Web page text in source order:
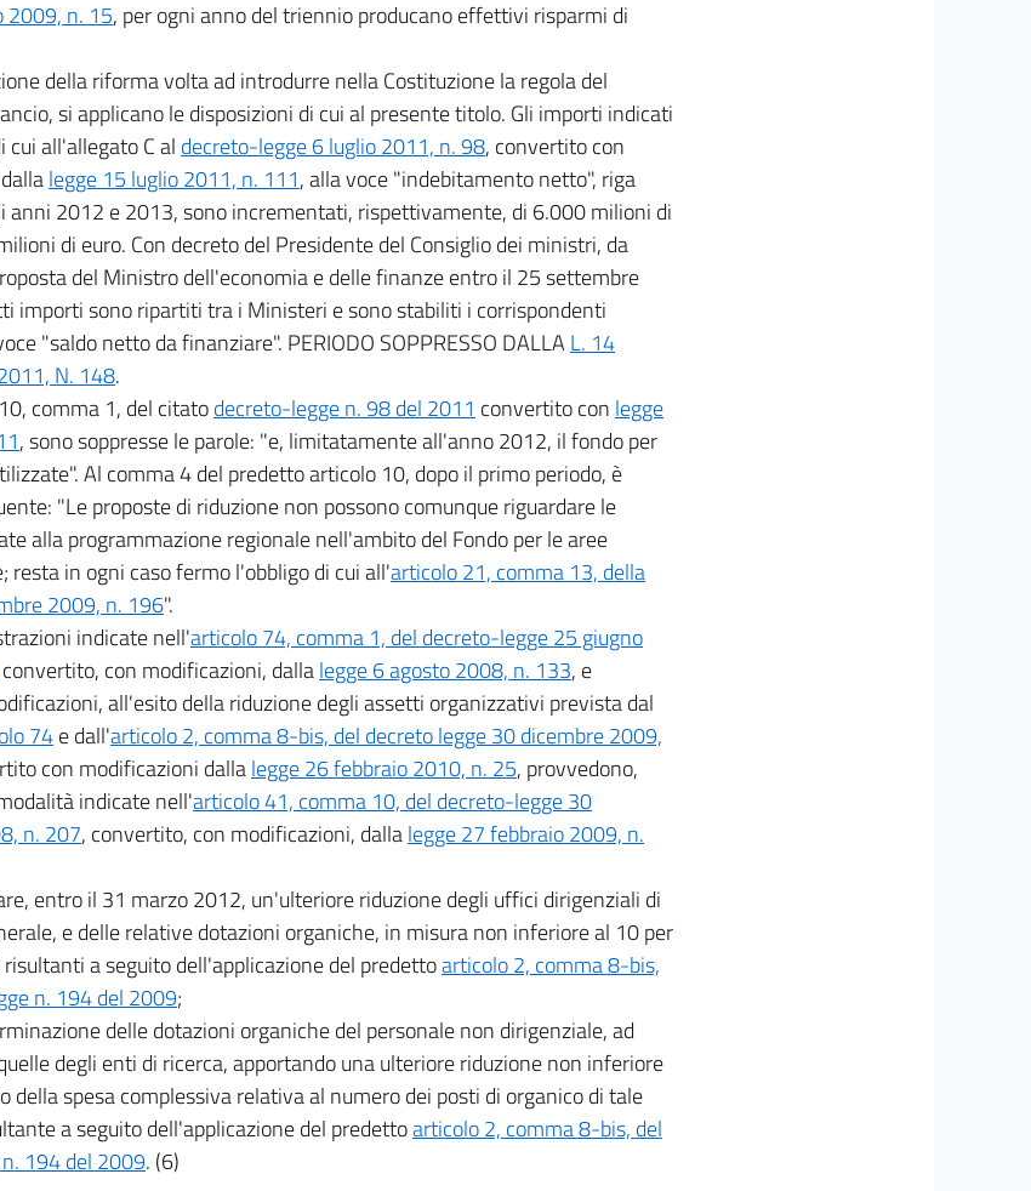
2009, n. 15, per ogni anno del triennio producano effettivi risparmi di
della riforma volta ad introdurre nella Costituzione la regola del
si applicano le disposizioni di cui al presente titolo. Gli importi indicati
cui all'allegato C al decreto-legge 6 luglio 2011, n. 98, convertito con
legge 15 luglio 2011, n. 111, alla voce "indebitamento netto", riga
anni 2012 e 2013, sono incrementati, rispettivamente, di 6.000 milioni di
di euro. Con decreto del Presidente del Consiglio dei ministri, da
del Ministro dell'economia e delle finanze entro il 25 settembre
importi sono ripartiti tra i Ministeri e sono stabiliti i corrispondenti
"saldo netto da finanziare". PERIODO SOPPRESSO DALLA L. 14
N. 148.
comma 1, del citatodecreto-legge n. 98 del 2011 convertito con legge
, sono soppresse le parole: "e, limitatamente all'anno 2012, il fondo per
Al comma 4 del predetto articolo 10, dopo il primo periodo, è
"Le proposte di riduzione non possono comunque riguardare le
alla programmazione regionale nell'ambito del Fondo per le aree
resta in ogni caso fermo l'obbligo di cui all'articolo 21, comma 13, della
2009, n. 196".
indicate nell'articolo 74, comma 1, del decreto-legge 25 giugno
con modificazioni, dallalegge 6 agosto 2008, n. 133, e
all'esito della riduzione degli assetti organizzativi prevista dal
74e dall'articolo 2, comma 8-bis, del decreto legge 30 dicembre 2009,
con modificazioni dallalegge 26 febbraio 2010, n. 25, provvedono,
indicate nell'articolo 41, comma 10, del decreto-legge 30
n. 207, convertito, con modificazioni, dallalegge 27 febbraio 2009, n.
entro il 31 marzo 2012, un'ulteriore riduzione degli uffici dirigenziali di
e delle relative dotazioni organiche, in misura non inferiore al 10 per
a seguito dell'applicazione del predettoarticolo 2, comma 8-bis,
n. 194 del 2009;
delle dotazioni organiche del personale non dirigenziale, ad
degli enti di ricerca, apportando una ulteriore riduzione non inferiore
della spesa complessiva relativa al numero dei posti di organico di tale
a seguito dell'applicazione del predettoarticolo 2, comma 8-bis, del
194 del 2009. (6)